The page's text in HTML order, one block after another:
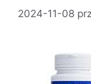
2024-11-08